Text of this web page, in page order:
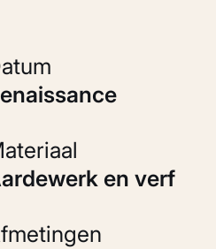
Datum
Renaissance
Materiaal
Aardewerk en verf
Afmetingen